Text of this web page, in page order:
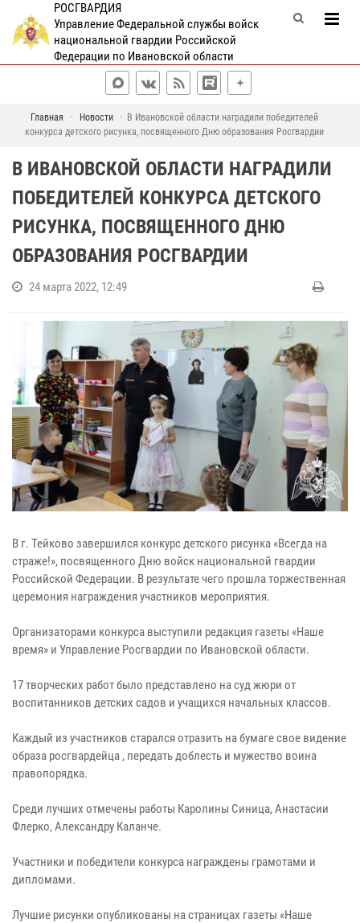
РОСГВАРДИЯ
Управление Федеральной службы войск
национальной гвардии Российской
Федерации по Ивановской области
Главная Новости
В Ивановской области наградили победителей
конкурса детского рисунка, посвященного Дню образования Росгвардии
В ИВАНОВСКОЙ ОБЛАСТИ НАГРАДИЛИ
ПОБЕДИТЕЛЕЙ КОНКУРСА ДЕТСКОГО
РИСУНКА, ПОСВЯЩЕННОГО ДНЮ
ОБРАЗОВАНИЯ РОСГВАРДИИ
24 марта 2022, 12:49
В г. Тейково завершился конкурс детского рисунка «Всегда на
страже!», посвященного Дню войск национальной гвардии
Российской Федерации. В результате чего прошла торжественная
церемония награждения участников мероприятия.
Организаторами конкурса выступили редакция газеты «Наше
время» и Управление Росгвардии по Ивановской области.
17 творческих работ было представлено на суд жюри от
воспитанников детских садов и учащихся начальных классов.
Каждый из участников старался отразить на бумаге свое видение
образа росгвардейца , передать доблесть и мужество воина
правопорядка.
Среди лучших отмечены работы Каролины Синица, Анастасии
Флерко, Александру Каланче.
Участники и победители конкурса награждены грамотами и
дипломами.
Лучшие рисунки опубликованы на страницах газеты «Наше